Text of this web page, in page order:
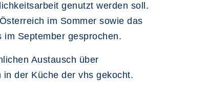
genutzt werden soll.
im Sommer sowie das
September gesprochen.
Austausch über
der Küche der vhs gekocht.